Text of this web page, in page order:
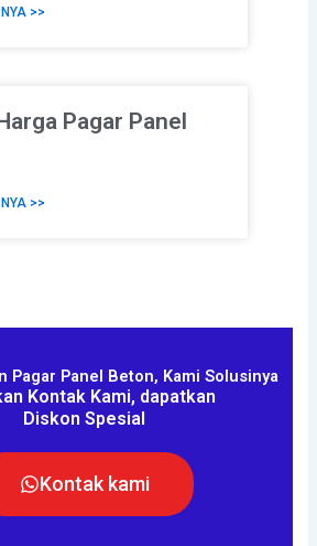
>>
Pagar Panel
>>
Pagar Panel Beton, Kami Solusinya
Kontak Kami, dapatkan
Diskon Spesial
Kontak kami